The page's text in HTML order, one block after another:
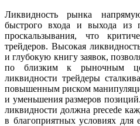
Ликвидность рынка
быстрого входа и выхода из
проскальзывания, что
трейдеров. Высокая
и глубокую книгу заявок,
по близким к рыночным
ликвидности трейдеры
повышенным риском
и уменьшения размеров
ликвидности должна precede
в благоприятных условиях для